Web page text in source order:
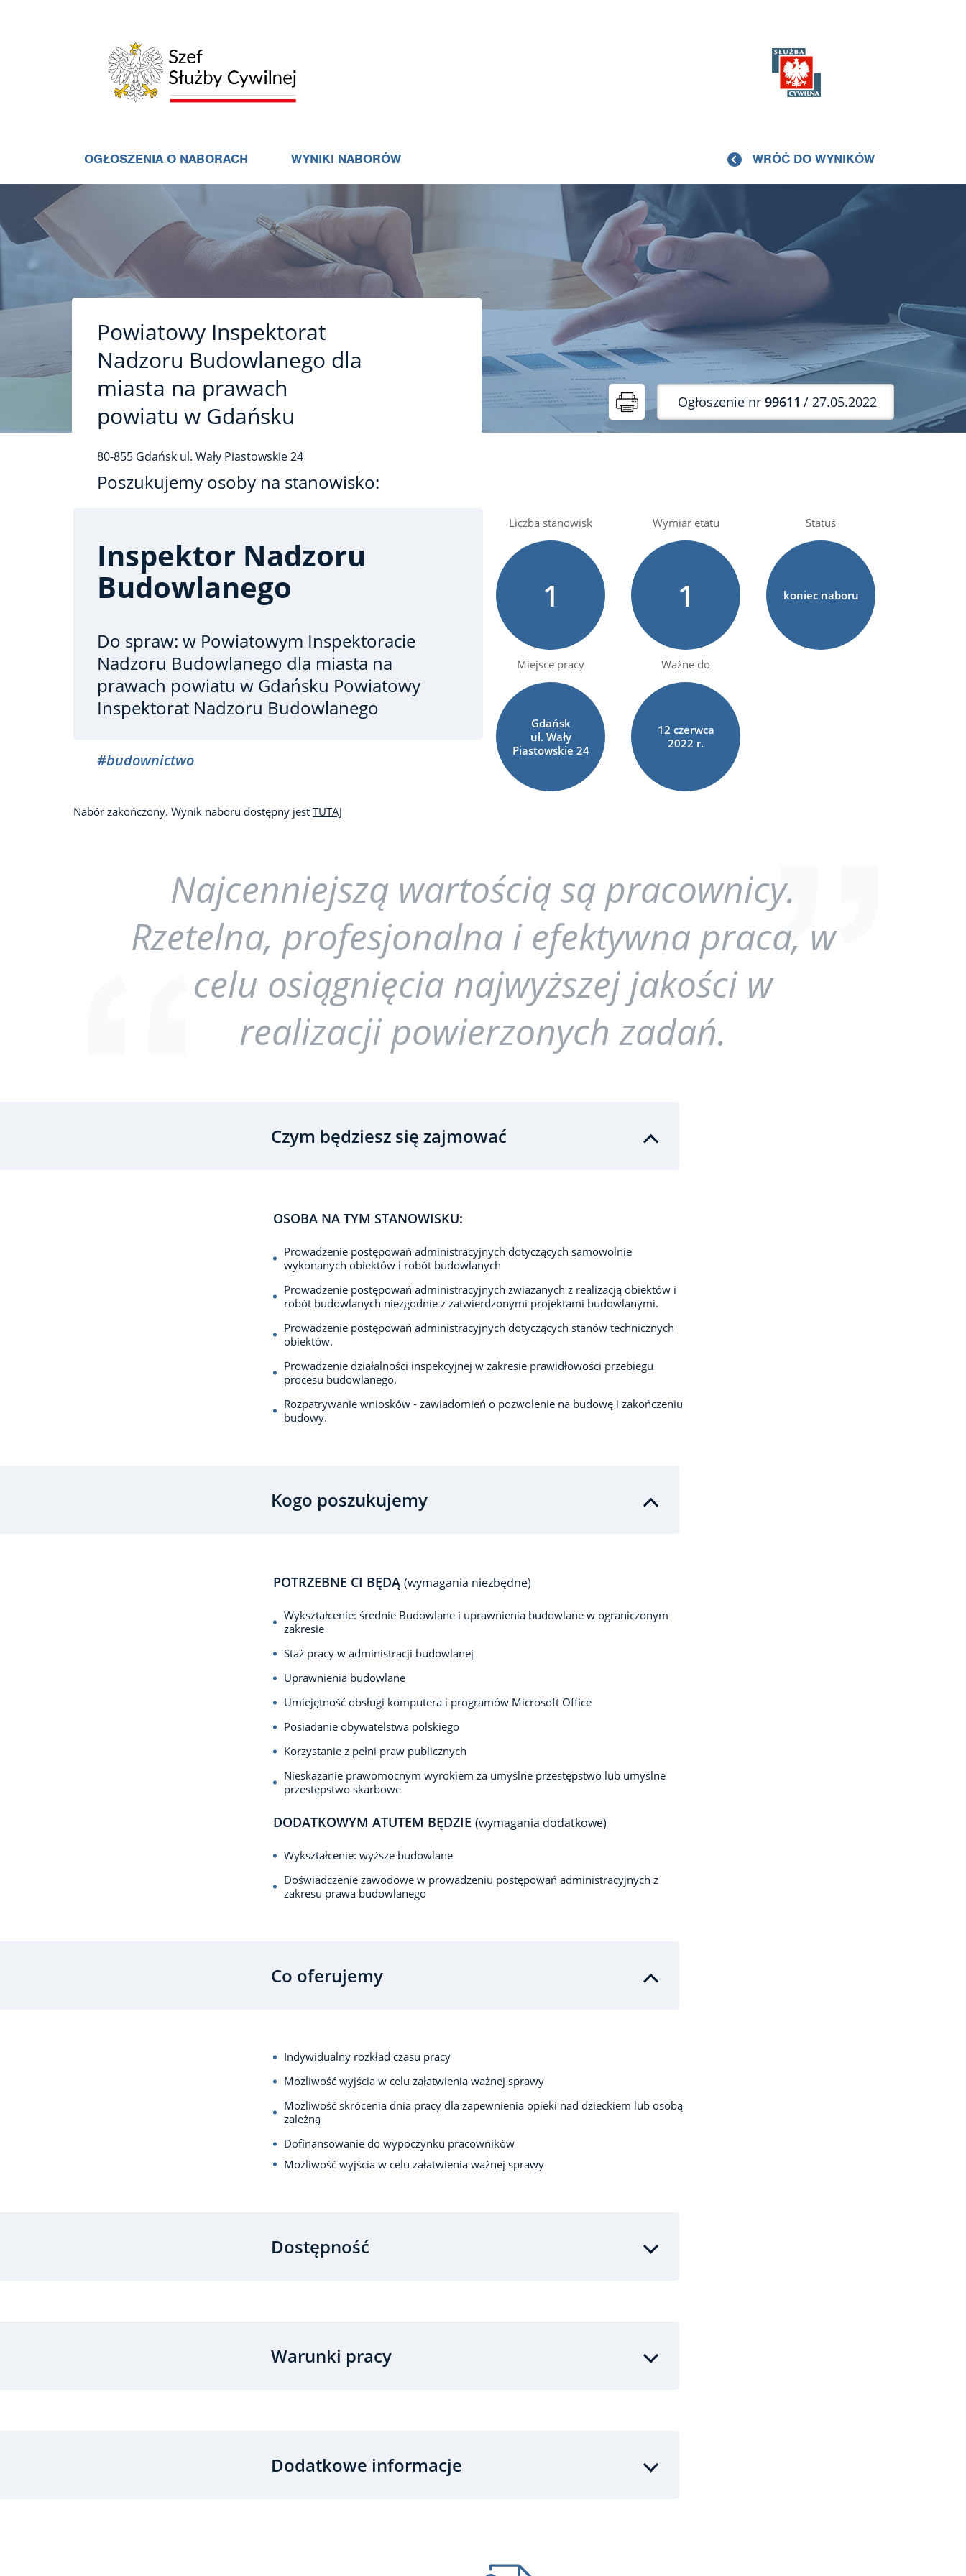
OGŁOSZENIA O NABORACH WYNIKI NABORÓW WRÓĆ DO WYNIKÓW
Powiatowy Inspektorat
Nadzoru Budowlanego dla
miasta na prawach
powiatu w Gdańsku
80-855 Gdańsk ul. Wały Piastowskie24
Ogłoszenie nr 99611 / 27.05.2022
Poszukujemy osoby na stanowisko:
Inspektor Nadzoru
Budowlanego
Do spraw: w Powiatowym Inspektoracie
Nadzoru Budowlanego dla miasta na
prawach powiatu w Gdańsku Powiatowy
Inspektorat Nadzoru Budowlanego
#budownictwo
Liczba stanowisk
1
Wymiar etatu
1
Status
koniec naboru
Miejsce pracy
Gdańsk
ul. Wały
Piastowskie 24
Ważne do
12 czerwca
2022 r.
Nabór zakończony. Wynik naboru dostępny jest TUTAJ
Najcenniejszą wartością są pracownicy.
Rzetelna, profesjonalna i efektywna praca, w
celu osiągnięcia najwyższej jakości w
realizacji powierzonych zadań.
Czym będziesz się zajmować
OSOBA NA TYM STANOWISKU:
Prowadzenie postępowań administracyjnych dotyczących samowolnie
wykonanych obiektów i robót budowlanych
Prowadzenie postępowań administracyjnych zwiazanych z realizacją obiektów i
robót budowlanych niezgodnie z zatwierdzonymi projektami budowlanymi.
Prowadzenie postępowań administracyjnych dotyczących stanów technicznych
obiektów.
Prowadzenie działalności inspekcyjnej w zakresie prawidłowości przebiegu
procesu budowlanego.
Rozpatrywanie wniosków - zawiadomień o pozwolenie na budowę i zakończeniu
budowy.
Kogo poszukujemy
POTRZEBNE CI BĘDĄ (wymagania niezbędne)
Wykształcenie: średnie Budowlane i uprawnienia budowlane w ograniczonym
zakresie
Staż pracy w administracji budowlanej
Uprawnienia budowlane
Umiejętność obsługi komputera i programów Microsoft Office
Posiadanie obywatelstwa polskiego
Korzystanie z pełni praw publicznych
Nieskazanie prawomocnym wyrokiem za umyślne przestępstwo lub umyślne
przestępstwo skarbowe
DODATKOWYM ATUTEM BĘDZIE (wymagania dodatkowe)
Wykształcenie: wyższe budowlane
Doświadczenie zawodowe w prowadzeniu postępowań administracyjnych z
zakresu prawa budowlanego
Co oferujemy
Indywidualny rozkład czasu pracy
Możliwość wyjścia w celu załatwienia ważnej sprawy
Możliwość skrócenia dnia pracy dla zapewnienia opieki nad dzieckiem lub osobą
zależną
Dofinansowanie do wypoczynku pracowników
Możliwość wyjścia w celu załatwienia ważnej sprawy
Dostępność
Warunki pracy
Dodatkowe informacje